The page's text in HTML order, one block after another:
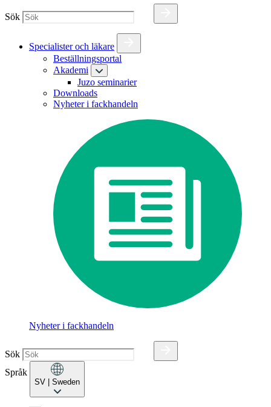
Sök
Specialister och läkare
Beställningsportal
Akademi
Juzo seminarier
Downloads
Nyheter i fackhandeln
Nyheter i fackhandeln
Sök
Språk
SV | Sweden